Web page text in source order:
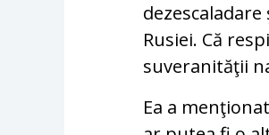
Rusiei. Că
suveranităţii
Ea a